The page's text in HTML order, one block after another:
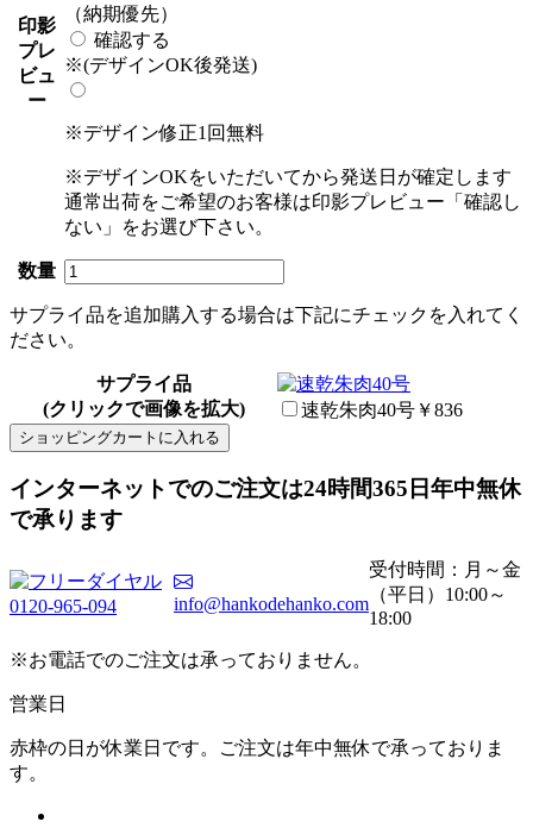
印影
プレ
ビュ
ー
（納期優先）
確認する
※(デザインOK後発送)
※デザイン修正1回無料
※デザインOKをいただいてから発送日が確定します
通常出荷をご希望のお客様は印影プレビュー「確認し
ない」をお選び下さい。
数量
サプライ品を追加購入する場合は下記にチェックを入れてく
ださい。
サプライ品
(クリックで画像を拡大)
速乾朱肉40号 ￥836
ショッピングカートに入れる
インターネットでのご注文は24時間365日年中無休
で承ります
0120-965-094 info@hankodehanko.com
受付時間：月～金
（平日）10:00～
18:00
※お電話でのご注文は承っておりません。
営業日
赤枠の日が休業日です。ご注文は年中無休で承っておりま
す。